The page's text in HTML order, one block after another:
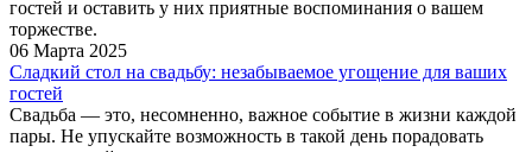
гостей и оставить у них приятные воспоминания о вашем
торжестве.
06 Марта 2025
Сладкий стол на свадьбу: незабываемое угощение для ваших
гостей
Свадьба — это, несомненно, важное событие в жизни каждой
пары. Не упускайте возможность в такой день порадовать